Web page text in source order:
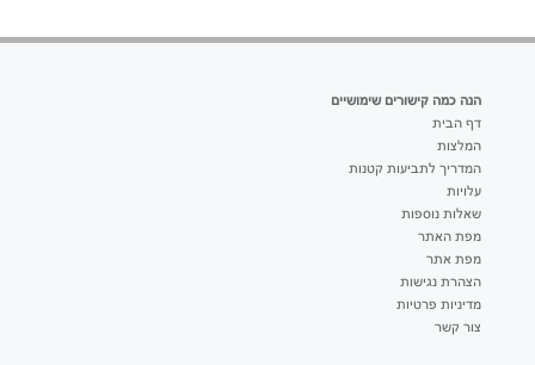
הנה כמה קישורים שימושיים
דף הבית
המלצות
המדריך לתביעות קטנות
עלויות
שאלות נוספות
מפת האתר
מפת אתר
הצהרת נגישות
מדיניות פרטיות
צור קשר